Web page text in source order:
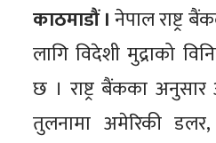
काठमाडौं ।नेपाल राष्ट्र
लागि विदेशी मुद्राको
छ । राष्ट्र बैंकका
तुलनामा अमेरिकी